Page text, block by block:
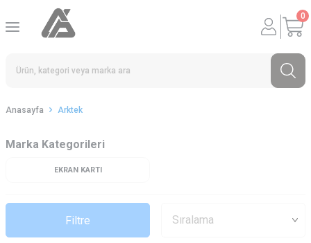
0
Anasayfa Arktek
Marka Kategorileri
EKRAN KARTI
Filtre